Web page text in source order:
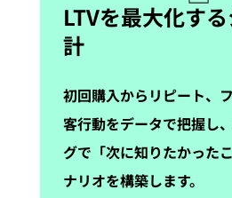
LTVを最大化す
計
初回購入からリピート、
客行動をデータで把握し
グで「次に知りたかった
ナリオを構築します。